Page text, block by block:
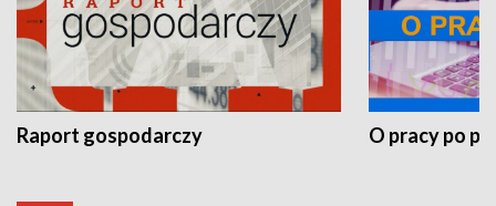
Raport gospodarczy O pracy po